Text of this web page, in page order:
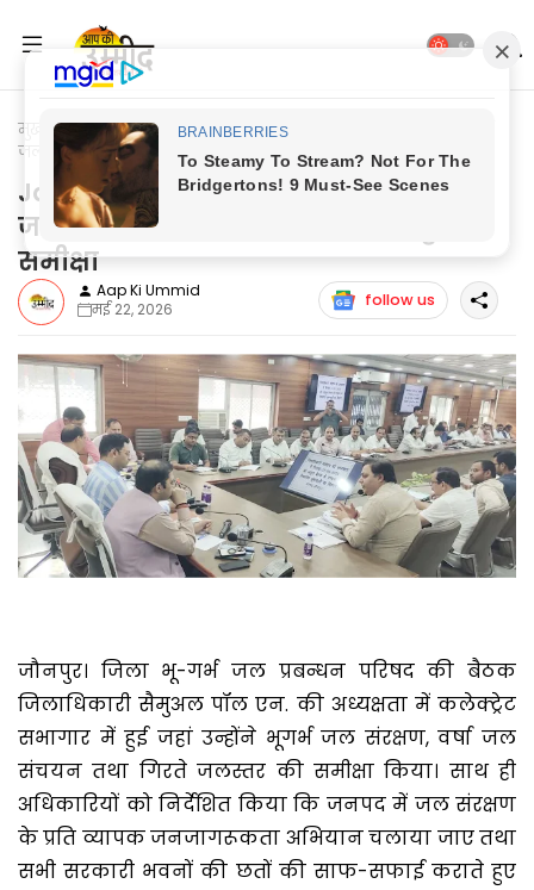
मुख्यपृष्ठ Jaunpur News
Jaunpur News: भूगर्भ जल संरक्षण, वर्षा
जल संचयन तथा गिरते जलस्तर की हुई समीक्षा
Jaunpur News: भूगर्भ जल संरक्षण, वर्षा
जल संचयन तथा गिरते जलस्तर की हुई
समीक्षा
Aap Ki Ummid
मई 22, 2026
follow us
जौनपुर। जिला भू-गर्भ जल प्रबन्धन परिषद की बैठक
जिलाधिकारी सैमुअल पॉल एन. की अध्यक्षता में कलेक्ट्रेट
सभागार में हुई जहां उन्होंने भूगर्भ जल संरक्षण, वर्षा जल
संचयन तथा गिरते जलस्तर की समीक्षा किया। साथ ही
अधिकारियों को निर्देशित किया कि जनपद में जल संरक्षण
के प्रति व्यापक जनजागरूकता अभियान चलाया जाए तथा
सभी सरकारी भवनों की छतों की साफ-सफाई कराते हुए